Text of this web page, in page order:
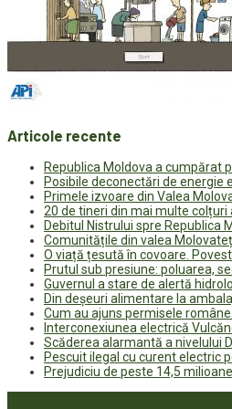
Articole recente
Republica Moldova a cumpărat
Posibile deconectări de
Primele izvoare din Valea
20 de tineri din mai multe
Debitul Nistrului spre Republica
Comunitățile din valea
O viață țesută în covoare.
Prutul sub presiune: poluarea,
Guvernul a stare de alertă
Din deșeuri alimentare la
Cum au ajuns permisele
Interconexiunea electrică
Scăderea alarmantă a nivelului
Pescuit ilegal cu curent electric
Prejudiciu de peste 14,5